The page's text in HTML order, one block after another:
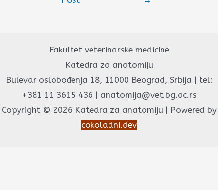
Fakultet veterinarske medicine
Katedra za anatomiju
Bulevar oslobođenja 18, 11000 Beograd, Srbija | tel:
+381 11 3615 436 | anatomija@vet.bg.ac.rs
Copyright © 2026 Katedra za anatomiju | Powered by
cokoladni.dev